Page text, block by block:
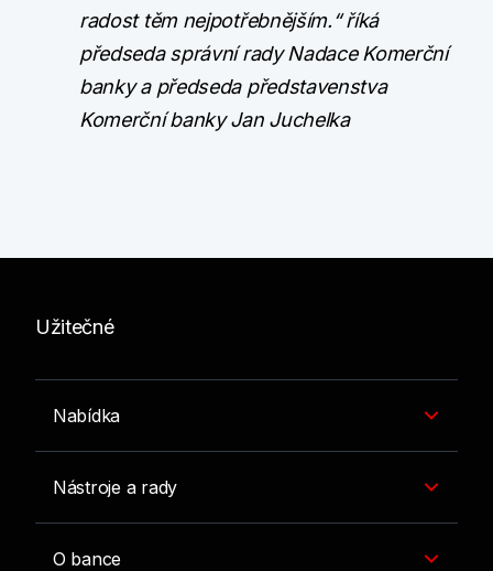
radost těm nejpotřebnějším.“ říká
předseda správní rady Nadace Komerční
banky a předseda představenstva
Komerční banky Jan Juchelka
Užitečné
Nabídka
Nástroje a rady
O bance